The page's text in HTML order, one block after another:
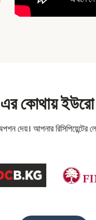
কোথায় ইউরো
দেয়। আপনার